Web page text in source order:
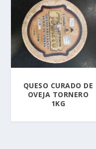
QUESO CURADO DE
OVEJA TORNERO
1KG